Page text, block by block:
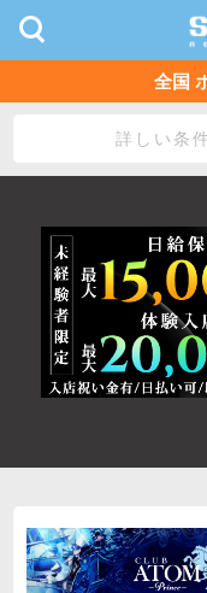
北海道・東
toggle
navigation
全国
詳しい条